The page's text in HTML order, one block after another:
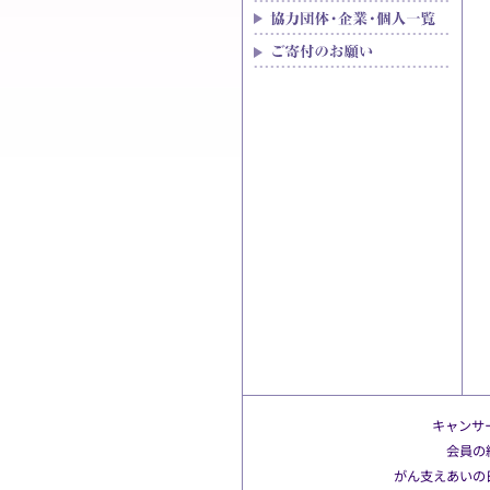
キャンサ
会員の
がん支えあいの